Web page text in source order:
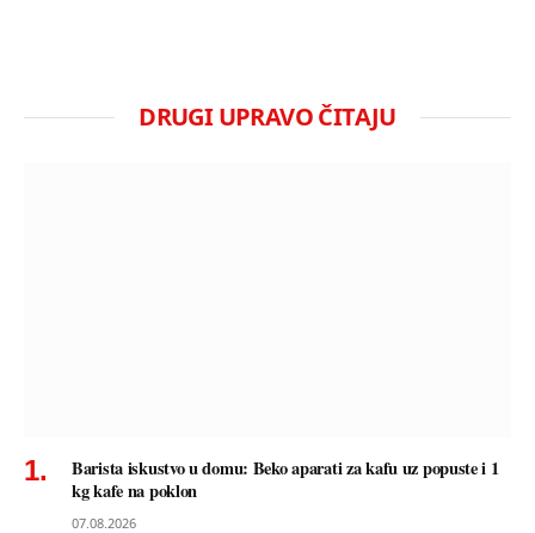
DRUGI UPRAVO ČITAJU
Barista iskustvo u domu: Beko aparati za kafu uz popuste i 1
kg kafe na poklon
07.08.2026